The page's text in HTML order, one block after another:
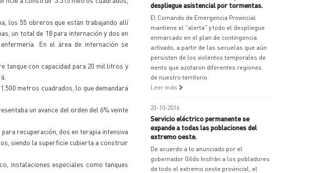
los 55 obreros que están trabajando allí
un total de 18 para internación y dos en
En el área de internación se
tanque con capacidad para 20 mil litros y
metros cuadrados, lo que demandará
un avance del orden del 6% veinte
recuperación, dos en terapia intensiva
siendo la superficie cubierta a construir
instalaciones especiales como tanques
despliegue asistencial por tormentas.
El Comando de Emergencia Provincial
mantiene el "alerta" y todo el despliegue
enmarcado en el plan de contingencia
activado, a partir de las secuelas que aún
persisten de los violentos temporales de
viento que azotaron diferentes regiones
de nuestro territorio.
Leer más
23-10-2016
Servicio eléctrico permanente se
expande a todas las poblaciones del
extremo oeste.
De acuerdo a lo anunciado por el
gobernador Gildo Insfrán a los pobladores
de todo el extremo oeste provincial, el